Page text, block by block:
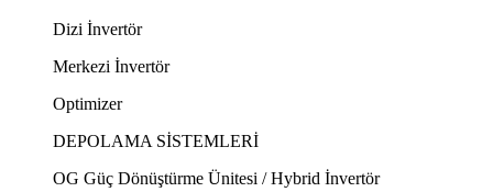
Dizi İnvertör
Merkezi İnvertör
Optimizer
DEPOLAMA SİSTEMLERİ
OG Güç Dönüştürme Ünitesi / Hybrid İnvertör